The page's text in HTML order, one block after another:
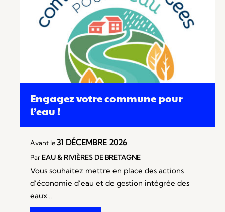
Engagez votre commune pour
l’eau !
Avant le31 DÉCEMBRE 2026
Par EAU & RIVIÈRES DE BRETAGNE
Vous souhaitez mettre en place des actions
d’économie d’eau et de gestion intégrée des
eaux…